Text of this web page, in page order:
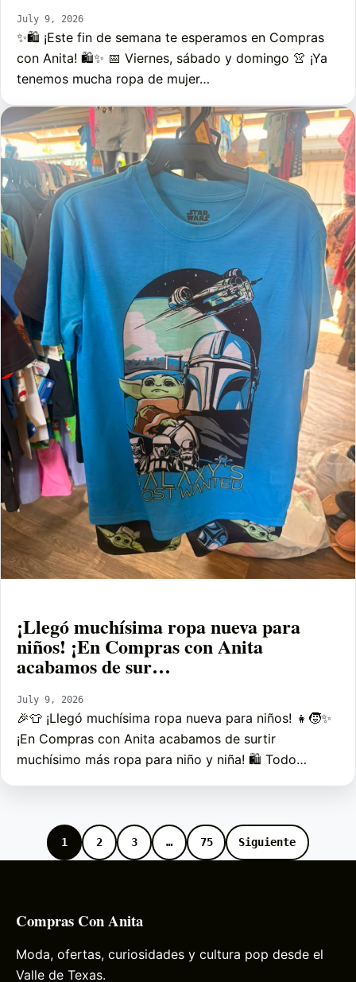
July 9, 2026
✨🛍️ ¡Este fin de semana te esperamos en Compras
con Anita! 🛍️✨ 📅 Viernes, sábado y domingo 👚 ¡Ya
tenemos mucha ropa de mujer…
¡Llegó muchísima ropa nueva para
niños! ¡En Compras con Anita
acabamos de sur…
July 9, 2026
🎉👕 ¡Llegó muchísima ropa nueva para niños! 👧🧒✨
¡En Compras con Anita acabamos de surtir
muchísimo más ropa para niño y niña! 🛍️ Todo…
1 2 3 … 75 Siguiente
Compras Con Anita
Moda, ofertas, curiosidades y cultura pop desde el
Valle de Texas.